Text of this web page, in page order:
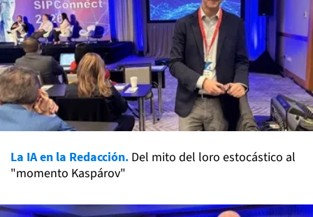
La IA en la Redacción. Del mito del loro estocástico al
"momento Kaspárov"